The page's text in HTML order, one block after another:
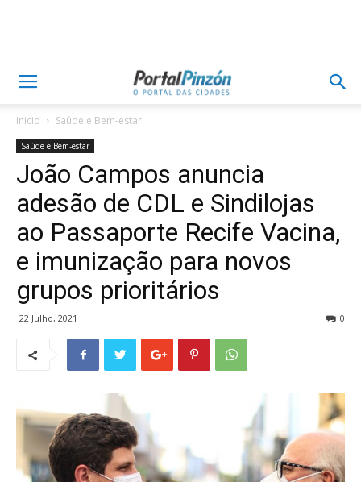
Inicio Saúde e Bem-estar
Saúde e Bem-estar
João Campos anuncia
adesão de CDL e Sindilojas
ao Passaporte Recife Vacina,
e imunização para novos
grupos prioritários
22 Julho, 2021 0